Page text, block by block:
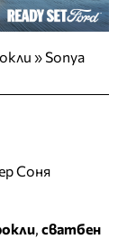
»Sonya
Соня
сватбен